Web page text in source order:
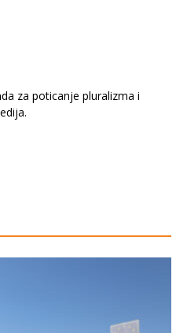
za poticanje pluralizma i